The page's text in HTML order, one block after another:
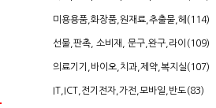
미용용품,화장품,원재료,추출물,헤 (114)
선물,판촉, 소비재, 문구,완구,라이 (109)
의료기기,바이오,치과,제약,복지실(107)
IT,ICT,전기전자,가전,모바일,반도(83)